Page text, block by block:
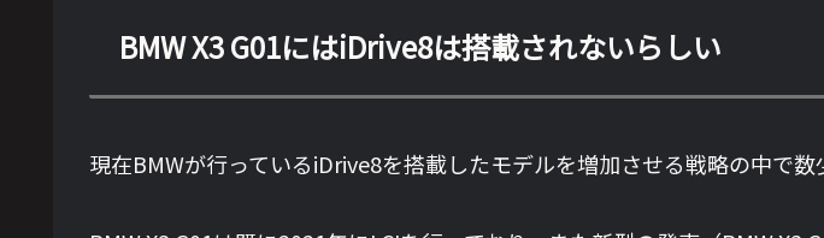
BMW X3 G01にはiDrive8は搭載されないらしい
現在BMWが行っているiDrive8を搭載したモデルを増加させる戦略の中で